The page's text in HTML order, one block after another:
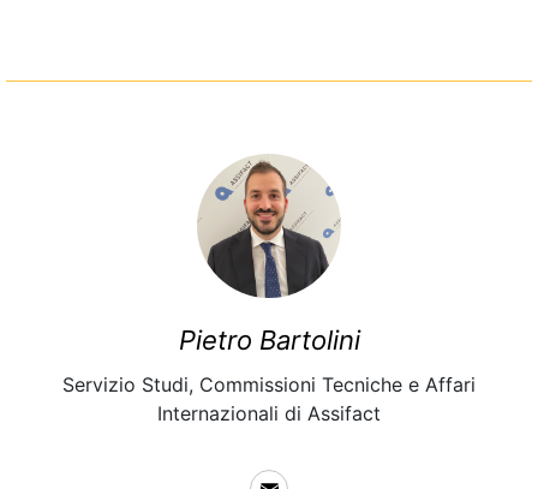
Pietro Bartolini
Servizio Studi, Commissioni Tecniche e Affari
Internazionali di Assifact